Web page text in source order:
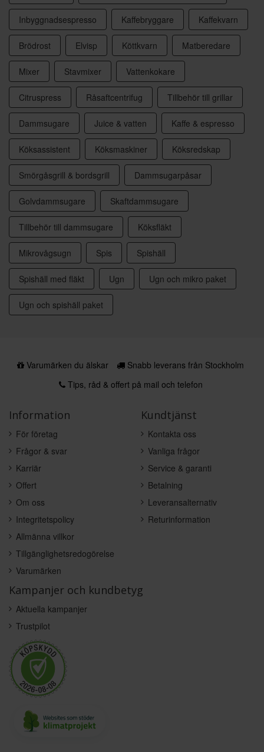
Inbyggnadsespresso Kaffebryggare Kaffekvarn
Brödrost Elvisp Köttkvarn Matberedare
Mixer Stavmixer Vattenkokare
Citruspress Råsaftcentrifug Tillbehör till grillar
Dammsugare Juice & vatten Kaffe & espresso
Köksassistent Köksmaskiner Köksredskap
Smörgåsgrill & bordsgrill Dammsugarpåsar
Golvdammsugare Skaftdammsugare
Tillbehör till dammsugare Köksfläkt
Mikrovågsugn Spis Spishäll
Spishäll med fläkt Ugn Ugn och mikro paket
Ugn och spishäll paket
Varumärken du älskar
Snabb leverans från Stockholm
Tips, råd & offert på mail och telefon
Information
För företag
Frågor & svar
Karriär
Offert
Om oss
Integritetspolicy
Allmänna villkor
Tillgänglighetsredogörelse
Varumärken
Kundtjänst
Kontakta oss
Vanliga frågor
Service & garanti
Betalning
Leveransalternativ
Returinformation
Kampanjer och kundbetyg
Aktuella kampanjer
Trustpilot